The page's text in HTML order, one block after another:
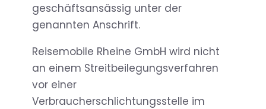
geschäftsansässig unter der
genannten Anschrift.
Reisemobile Rheine GmbH wird nicht
an einem Streitbeilegungsverfahren
vor einer
Verbraucherschlichtungsstelle im